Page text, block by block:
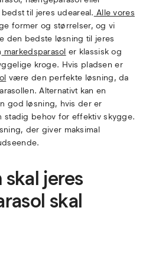
til jeres udeareal. Alle vores
former og størrelser, og vi
den bedste løsning til jeres
markedsparasol er klassisk og
kroge. Hvis pladsen er
være den perfekte løsning, da
Alternativt kan en
god løsning, hvis der er
behov for effektiv skygge.
der giver maksimal
jeres
skal